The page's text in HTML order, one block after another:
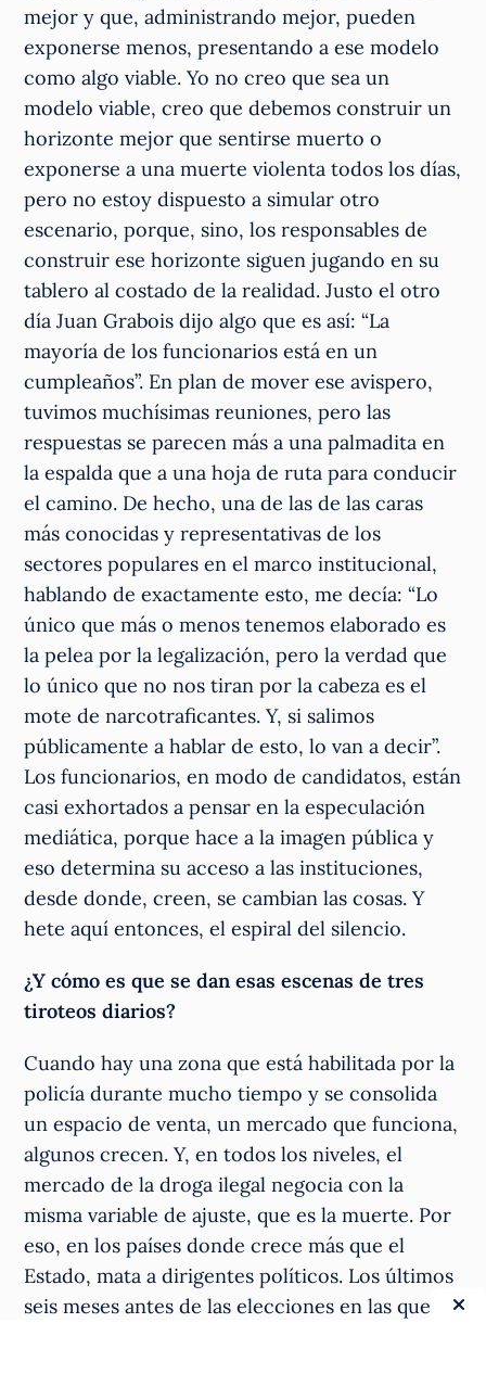
mejor y que, administrando mejor, pueden
exponerse menos, presentando a ese modelo
como algo viable. Yo no creo que sea un
modelo viable, creo que debemos construir un
horizonte mejor que sentirse muerto o
exponerse a una muerte violenta todos los días,
pero no estoy dispuesto a simular otro
escenario, porque, sino, los responsables de
construir ese horizonte siguen jugando en su
tablero al costado de la realidad. Justo el otro
día Juan Grabois dijo algo que es así: “La
mayoría de los funcionarios está en un
cumpleaños”. En plan de mover ese avispero,
tuvimos muchísimas reuniones, pero las
respuestas se parecen más a una palmadita en
la espalda que a una hoja de ruta para conducir
el camino. De hecho, una de las de las caras
más conocidas y representativas de los
sectores populares en el marco institucional,
hablando de exactamente esto, me decía: “Lo
único que más o menos tenemos elaborado es
la pelea por la legalización, pero la verdad que
lo único que no nos tiran por la cabeza es el
mote de narcotraficantes. Y, si salimos
públicamente a hablar de esto, lo van a decir”.
Los funcionarios, en modo de candidatos, están
casi exhortados a pensar en la especulación
mediática, porque hace a la imagen pública y
eso determina su acceso a las instituciones,
desde donde, creen, se cambian las cosas. Y
hete aquí entonces, el espiral del silencio.
¿Y cómo es que se dan esas escenas de tres
tiroteos diarios?
Cuando hay una zona que está habilitada por la
policía durante mucho tiempo y se consolida
un espacio de venta, un mercado que funciona,
algunos crecen. Y, en todos los niveles, el
mercado de la droga ilegal negocia con la
misma variable de ajuste, que es la muerte. Por
eso, en los países donde crece más que el
Estado, mata a dirigentes políticos. Los últimos
seis meses antes de las elecciones en las que